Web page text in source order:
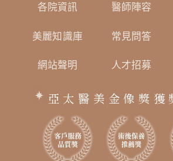
各院資訊 醫師陣容
美麗知識庫 常見問答
網站聲明 人才招募
亞太醫美金像獎獲